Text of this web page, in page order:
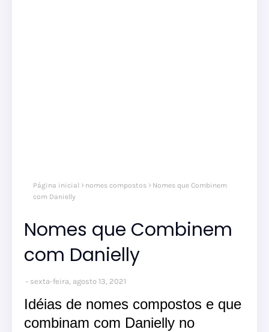
Página inicial nomes compostos
Nomes que Combinem
com Danielly
Nomes que Combinem
com Danielly
sexta-feira, agosto 13, 2021
Idéias de nomes compostos e que
combinam com Danielly no